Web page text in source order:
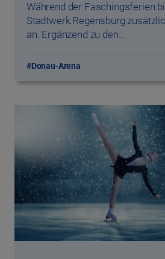
Während der Faschingsferien
Stadtwerk.Regensburg
an. Ergänzend zu den…
#Donau-Arena